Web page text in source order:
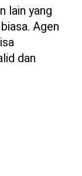
lain yang
Agen
dan